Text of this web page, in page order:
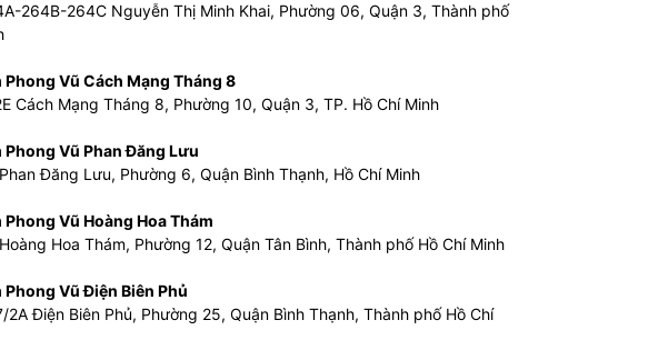
264B-264C Nguyễn Thị Minh Khai, Phường 06, Quận 3, Thành phố
Vũ Cách Mạng Tháng 8
Cách Mạng Tháng 8, Phường 10, Quận 3, TP. Hồ Chí Minh
Vũ Phan Đăng Lưu
Đăng Lưu, Phường 6, Quận Bình Thạnh, Hồ Chí Minh
Vũ Hoàng Hoa Thám
Hoa Thám, Phường 12, Quận Tân Bình, Thành phố Hồ Chí Minh
Vũ Điện Biên Phủ
2A Điện Biên Phủ, Phường 25, Quận Bình Thạnh, Thành phố Hồ Chí